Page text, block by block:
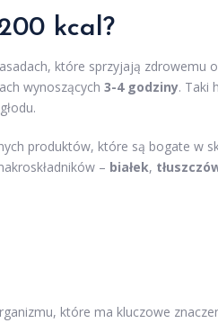
kcal?
które sprzyjają zdrowemu
wynoszących 3-4 godziny. Taki
produktów, które są bogate w
– białek,
które ma kluczowe